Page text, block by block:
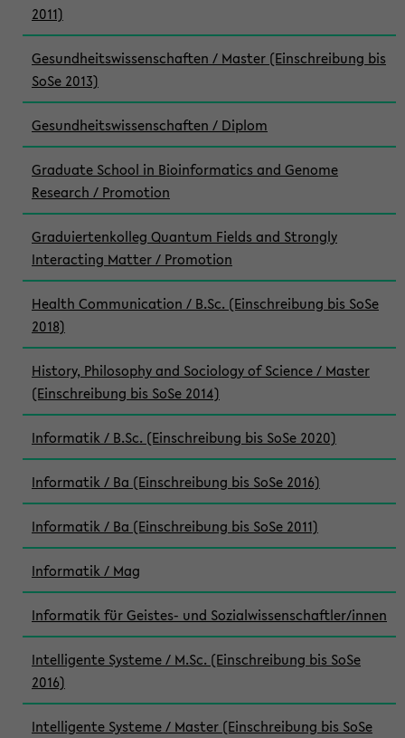
2011)
Gesundheitswissenschaften / Master (Einschreibung bis
SoSe 2013)
Gesundheitswissenschaften / Diplom
Graduate School in Bioinformatics and Genome
Research / Promotion
Graduiertenkolleg Quantum Fields and Strongly
Interacting Matter / Promotion
Health Communication / B.Sc. (Einschreibung bis SoSe
2018)
History, Philosophy and Sociology of Science / Master
(Einschreibung bis SoSe 2014)
Informatik / B.Sc. (Einschreibung bis SoSe 2020)
Informatik / Ba (Einschreibung bis SoSe 2016)
Informatik / Ba (Einschreibung bis SoSe 2011)
Informatik / Mag
Informatik für Geistes- und Sozialwissenschaftler/innen
Intelligente Systeme / M.Sc. (Einschreibung bis SoSe
2016)
Intelligente Systeme / Master (Einschreibung bis SoSe